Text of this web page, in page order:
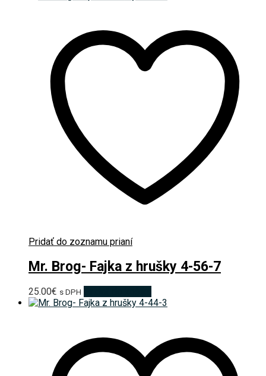
Pridať do zoznamu prianí
Mr. Brog- Fajka z hrušky 4-56-7
25.00€ s DPH